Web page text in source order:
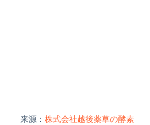
来源： 株式会社越後薬草の酵素